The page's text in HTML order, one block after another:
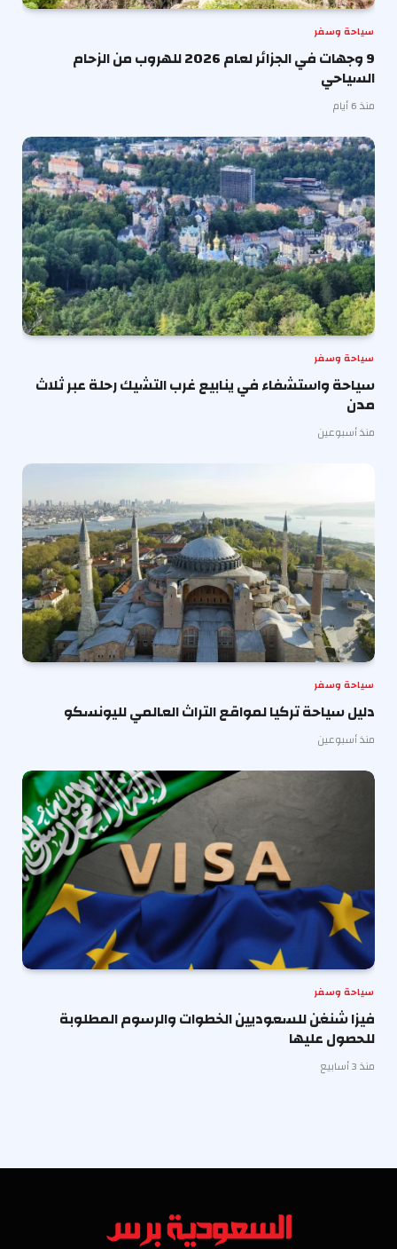
سياحة وسفر
9 وجهات في الجزائر لعام 2026 للهروب من الزحام
السياحي
منذ 6 أيام
سياحة وسفر
سياحة واستشفاء في ينابيع غرب التشيك رحلة عبر ثلاث
مدن
منذ أسبوعين
سياحة وسفر
دليل سياحة تركيا لمواقع التراث العالمي لليونسكو
منذ أسبوعين
سياحة وسفر
فيزا شنغن للسعوديين الخطوات والرسوم المطلوبة
للحصول عليها
منذ 3 أسابيع